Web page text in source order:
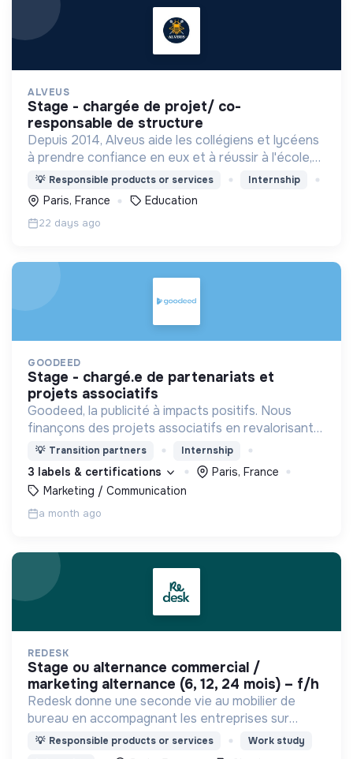
ALVEUS
stage - chargée de projet/ co-
responsable de structure
Depuis 2014, Alveus aide les collégiens et lycéens
à prendre confiance en eux et à réussir à l'école,
grâce à des espaces de co-learning chaleureux
pour travailler !
💡 Responsible products or services Internship
Paris, France Education
22 days ago
GOODEED
stage - chargé.e de partenariats et
projets associatifs
Goodeed, la publicité à impacts positifs. Nous
finançons des projets associatifs en revalorisant
les budgets médias des annonceurs.
💡 Transition partners Internship
3 labels & certifications
Paris, France
Marketing / Communication
a month ago
REDESK
stage ou alternance commercial /
marketing alternance (6, 12, 24 mois) – f/h
Redesk donne une seconde vie au mobilier de
bureau en accompagnant les entreprises sur
toutes les problématiques liées à l'économie
💡 Responsible products or services
Work study